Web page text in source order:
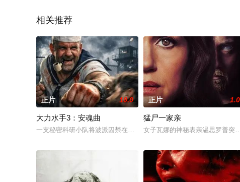
相关推荐
正片 10.0
大力水手3：安魂曲
一支秘密科研小队将波派囚禁在地下军事基地，试图驯化并利用他的
正片 1.0
猛尸一家亲
女子瓦娜的神秘表亲温思罗普突